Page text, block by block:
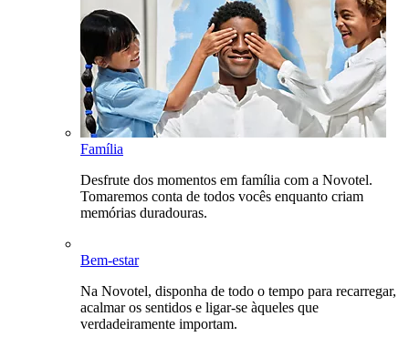
Família
Desfrute dos momentos em família com a Novotel.
Tomaremos conta de todos vocês enquanto criam
memórias duradouras.
Bem-estar
Na Novotel, disponha de todo o tempo para recarregar,
acalmar os sentidos e ligar-se àqueles que
verdadeiramente importam.